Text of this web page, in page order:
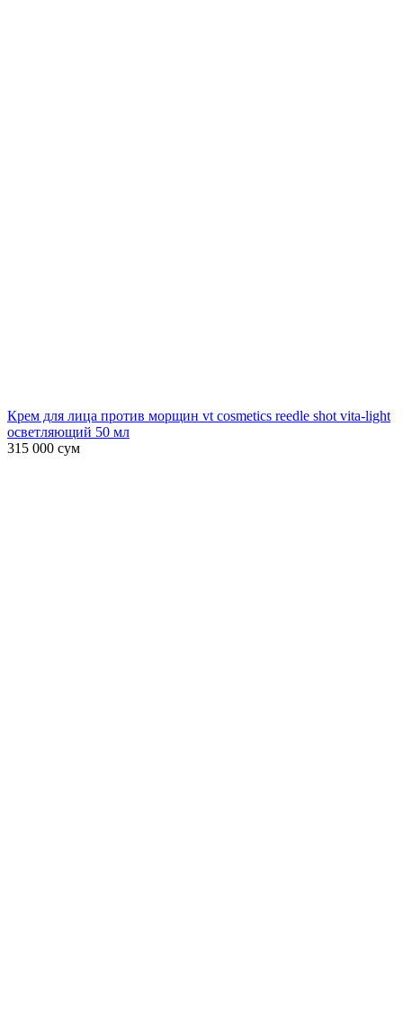
Крем для лица против морщин vt cosmetics reedle shot vita-light
осветляющий 50 мл
315 000 сум